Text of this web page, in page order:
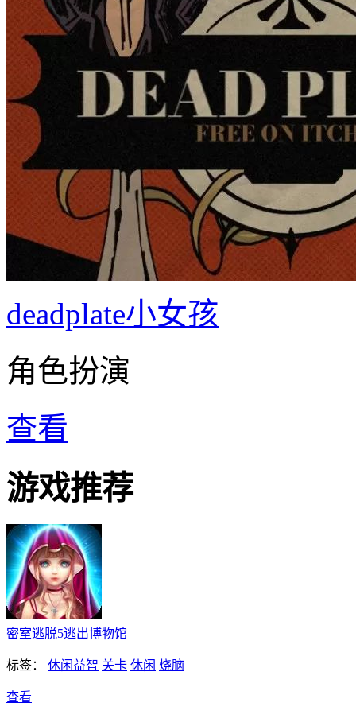
deadplate小女孩
角色扮演
查看
游戏推荐
密室逃脱5逃出博物馆
标签： 休闲益智 关卡 休闲 烧脑
查看